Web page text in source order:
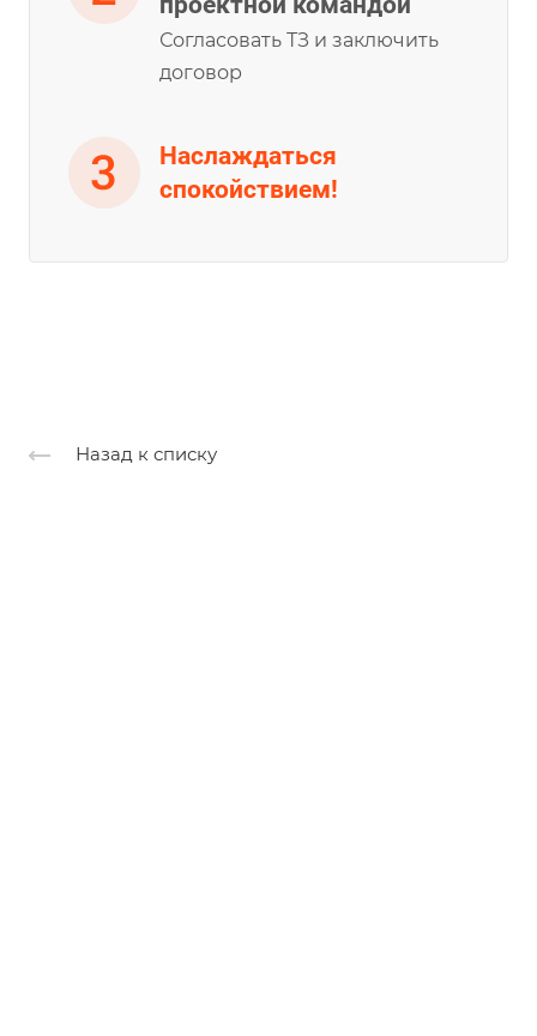
Согласовать ТЗ и заключить
договор
Наслаждаться
спокойствием!
Назад к списку